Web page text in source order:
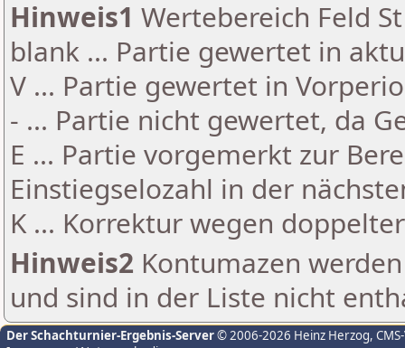
Hinweis1 Wertebereich Feld
blank ... Partie gewertet in
V ... Partie gewertet in
- ... Partie nicht gewertet, da
E ... Partie vorgemerkt zur
Einstiegselozahl in der
K ... Korrektur wegen
Hinweis2 Kontumazen
und sind in der Liste nicht
Der Schachturnier-Ergebnis-Server© 2006-2026 Heinz Herzog,